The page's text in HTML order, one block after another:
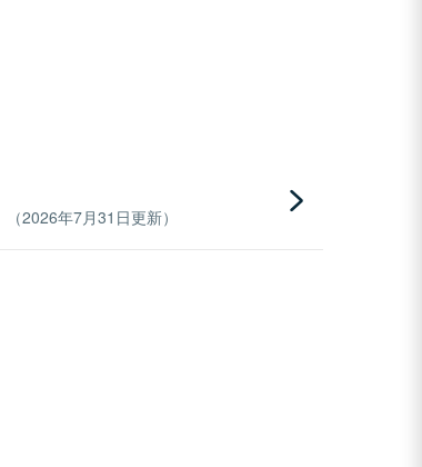
2026年7月31日更新）